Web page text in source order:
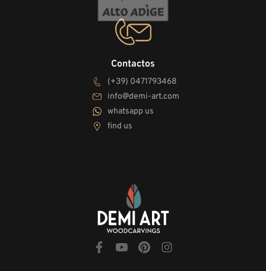
Contactos
(+39) 0471793468
info@demi-art.com
whatsapp us
find us